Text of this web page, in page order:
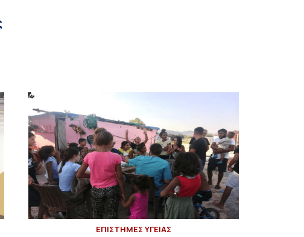
ΕΠΙΣΤΗΜΕΣ ΥΓΕΙΑΣ